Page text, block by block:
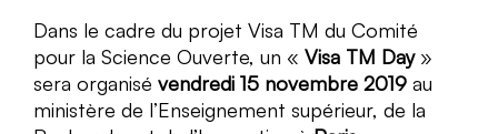
Dans le cadre du projet Visa TM du Comité
pour la Science Ouverte, un « Visa TM Day»
sera organisé vendredi 15 novembre 2019 au
ministère de l’Enseignement supérieur, de la